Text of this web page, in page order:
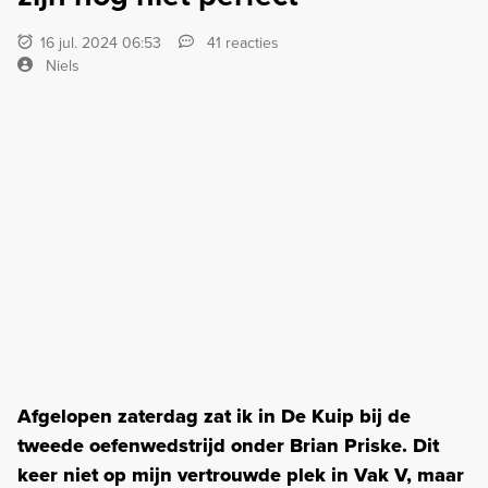
16 jul. 2024 06:53
41 reacties
Niels
Afgelopen zaterdag zat ik in De Kuip bij de
tweede oefenwedstrijd onder Brian Priske. Dit
keer niet op mijn vertrouwde plek in Vak V, maar